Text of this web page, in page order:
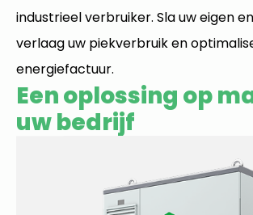
industrieelverbruiker. Sla uw eigen
verlaag uw piekverbruik en
energiefactuur.
Een oplossing op
uw bedrijf